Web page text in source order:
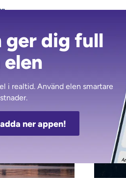
17
ger dig full
elen
i realtid. Använd elen smartare
ner appen!